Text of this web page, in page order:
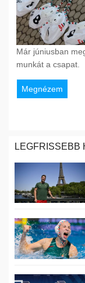
Már júniusban
munkát a csapat.
Megnézem
LEGFRISSEBB